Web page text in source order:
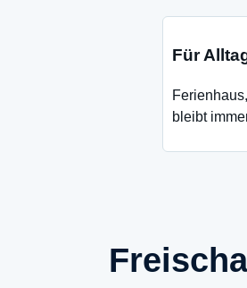
Für
bleibt